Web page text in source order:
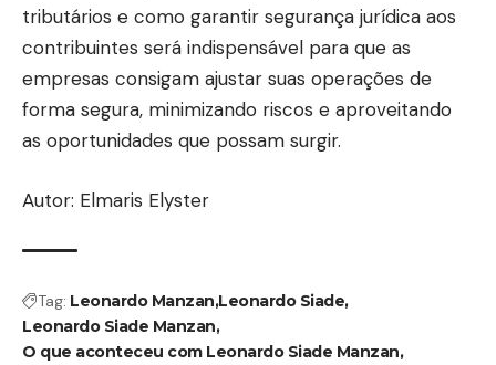
tributários e como garantir segurança jurídica aos
contribuintes será indispensável para que as
empresas consigam ajustar suas operações de
forma segura, minimizando riscos e aproveitando
as oportunidades que possam surgir.
Autor: Elmaris Elyster
Tag: Leonardo Manzan Leonardo Siade
Leonardo Siade Manzan
O que aconteceu com Leonardo Siade Manzan